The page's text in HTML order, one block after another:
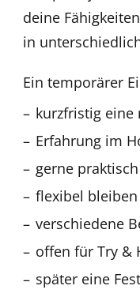
deine
in
Ein temporärer
kurzfristig eine
Erfahrung im
gerne
flexibel
verschiedene
offen für Try &
später eine